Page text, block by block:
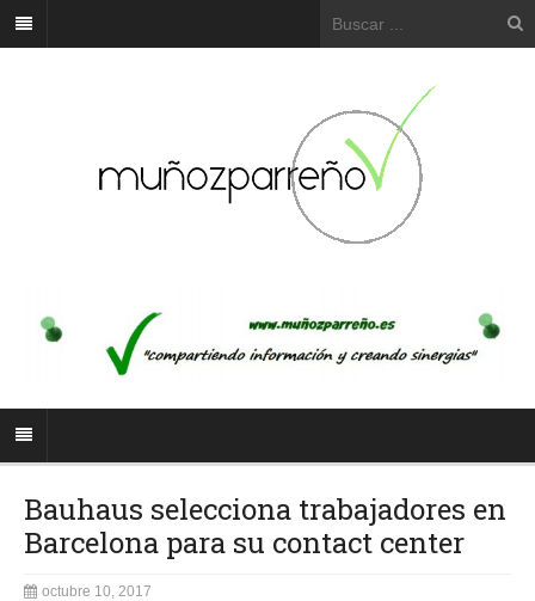
Bauhaus selecciona trabajadores en
Barcelona para su contact center
octubre 10, 2017